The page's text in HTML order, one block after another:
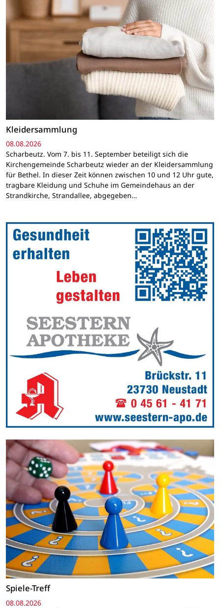
Kleidersammlung
08.08.2026
Scharbeutz. Vom 7. bis 11. September beteiligt sich die
Kirchengemeinde Scharbeutz wieder an der Kleidersammlung
für Bethel. In dieser Zeit können zwischen 10 und 12 Uhr gute,
tragbare Kleidung und Schuhe im Gemeindehaus an der
Strandkirche, Strandallee, abgegeben…
Spiele-Treff
08.08.2026